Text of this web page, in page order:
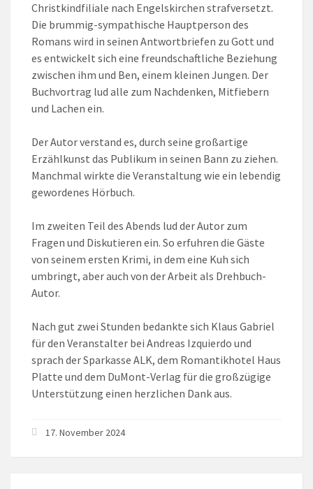
Christkindfiliale nach Engelskirchen strafversetzt.
Die brummig-sympathische Hauptperson des
Romans wird in seinen Antwortbriefen zu Gott und
es entwickelt sich eine freundschaftliche Beziehung
zwischen ihm und Ben, einem kleinen Jungen. Der
Buchvortrag lud alle zum Nachdenken, Mitfiebern
und Lachen ein.
Der Autor verstand es, durch seine großartige
Erzählkunst das Publikum in seinen Bann zu ziehen.
Manchmal wirkte die Veranstaltung wie ein lebendig
gewordenes Hörbuch.
Im zweiten Teil des Abends lud der Autor zum
Fragen und Diskutieren ein. So erfuhren die Gäste
von seinem ersten Krimi, in dem eine Kuh sich
umbringt, aber auch von der Arbeit als Drehbuch-
Autor.
Nach gut zwei Stunden bedankte sich Klaus Gabriel
für den Veranstalter bei Andreas Izquierdo und
sprach der Sparkasse ALK, dem Romantikhotel Haus
Platte und dem DuMont-Verlag für die großzügige
Unterstützung einen herzlichen Dank aus.
17. November 2024